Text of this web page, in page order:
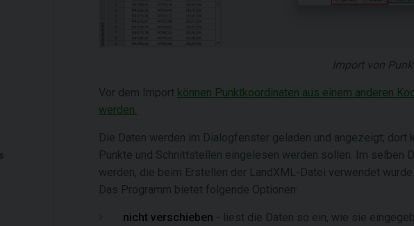
Import von
Vor dem Import können Punktkoordinaten aus einem anderen
werden.
Die Daten werden im Dialogfenster geladen und angezeigt;
Punkte und Schnittstellen eingelesen werden sollen. Im selben
werden, die beim Erstellen der LandXML-Datei verwendet
Das Programm bietet folgende Optionen:
nicht verschieben - liest die Daten so ein, wie sie